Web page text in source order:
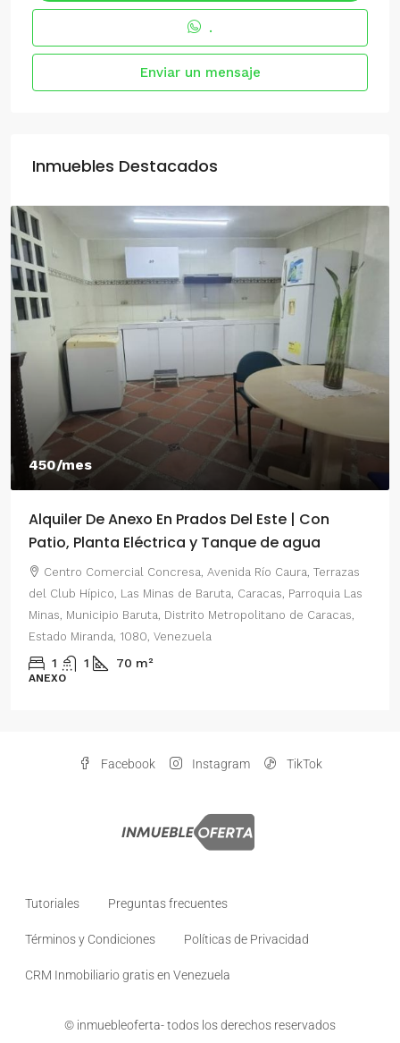
.
Enviar un mensaje
Inmuebles Destacados
450/mes
Alquiler De Anexo En Prados Del Este | Con
Patio, Planta Eléctrica y Tanque de agua
Centro Comercial Concresa, Avenida Río Caura, Terrazas
del Club Hípico, Las Minas de Baruta, Caracas, Parroquia Las
Minas, Municipio Baruta, Distrito Metropolitano de Caracas,
Estado Miranda, 1080, Venezuela
1 1 70 m²
ANEXO
Facebook Instagram TikTok
Tutoriales Preguntas frecuentes
Términos y Condiciones Políticas de Privacidad
CRM Inmobiliario gratis en Venezuela
© inmuebleoferta- todos los derechos reservados